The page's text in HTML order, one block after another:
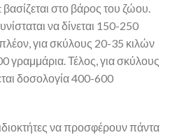
στο βάρος του ζώου.
να δίνεται 150-250
για σκύλους 20-35 κιλών
γραμμάρια. Τέλος, για σκύλους
δοσολογία 400-600
να προσφέρουν πάντα